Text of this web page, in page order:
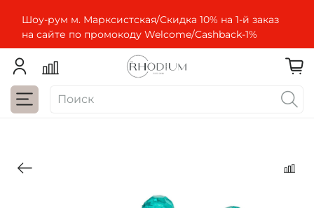
Шоу-рум м. Марксистская/Скидка 10% на 1-й заказ
на сайте по промокоду Welcome/Cashbaсk-1%